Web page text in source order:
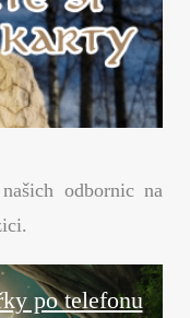
odbornic na
po telefonu